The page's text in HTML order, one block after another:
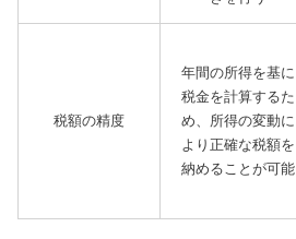
税額の精度
年間の所得を基に
税金を計算するた
め、所得の変動に
より正確な税額を
納めることが可能